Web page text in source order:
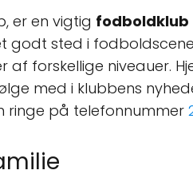
er en vigtig fodboldklub
godt sted i
forskellige niveauer.
med i klubbens
ringe på telefonnummer